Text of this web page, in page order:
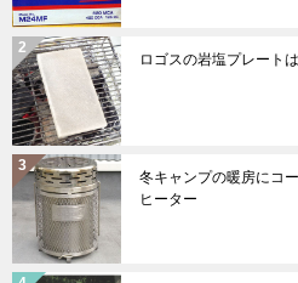
ロゴスの岩塩プレート
冬キャンプの暖房にコ
ヒーター